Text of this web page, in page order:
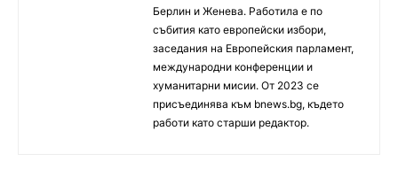
Берлин и Женева. Работила е по
събития като европейски избори,
заседания на Европейския парламент,
международни конференции и
хуманитарни мисии. От 2023 се
присъединява към bnews.bg, където
работи като старши редактор.